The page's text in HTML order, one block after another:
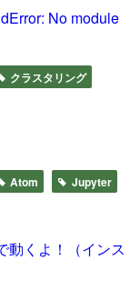
No module
クラスタリング
Atom Jupyter
動くよ！（インス